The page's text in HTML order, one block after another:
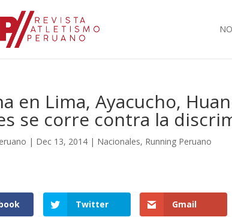
en Lima, Ayacucho,
se corre contra la
| Dec 13, 2014 | Nacionales, Running Peruano
Twitter Gmail